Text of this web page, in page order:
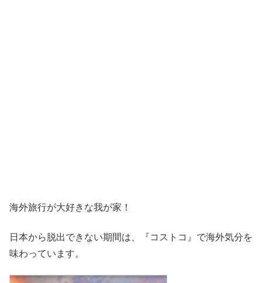
海外旅行が大好きな我が家！
日本から脱出できない期間は、『コストコ』 で海外気分を
味わっています。